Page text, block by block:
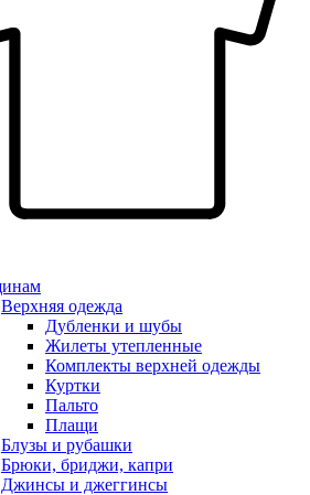
Верхняя одежда
Дубленки и шубы
Жилеты утепленные
Комплекты верхней одежды
Куртки
Пальто
Плащи
Блузы и рубашки
Брюки, бриджи, капри
Джинсы и джеггинсы